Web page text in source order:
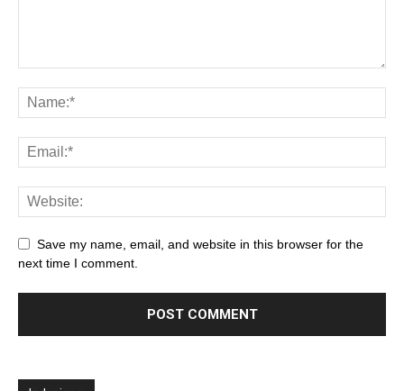
Save my name, email, and website in this browser for the
next time I comment.